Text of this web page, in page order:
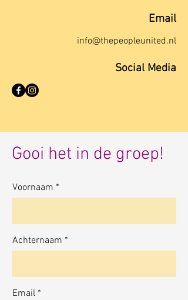
Email
info@thepeopleunited.nl
Social Media
Gooi het in de groep!
Voornaam
Achternaam
Email